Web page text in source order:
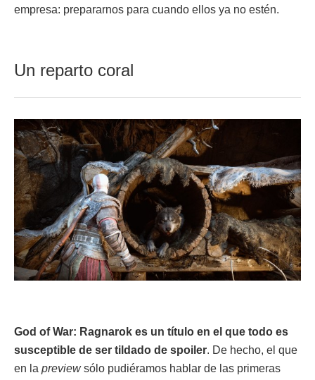
empresa: prepararnos para cuando ellos ya no estén.
Un reparto coral
God of War: Ragnarok es un título en el que todo es
susceptible de ser tildado de spoiler. De hecho, el que
en la previewsólo pudiéramos hablar de las primeras